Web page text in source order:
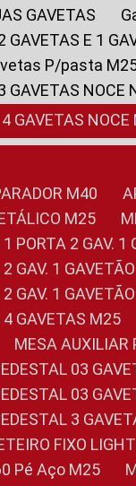
GAVETAS
GAVETAS E 1
P/pasta
GAVETAS NOCE
4 GAVETAS
M40
M25
1 PORTA 2 GAV.
2 GAV. 1
2 GAV. 1
4 GAVETAS M25
MESA
03
03
3
FIXO LIGHT
Pé Aço M25